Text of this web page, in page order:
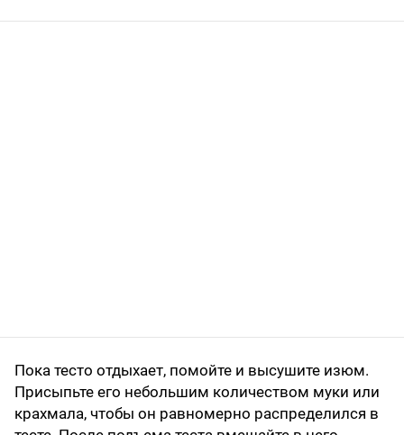
Пока тесто отдыхает, помойте и высушите изюм.
Присыпьте его небольшим количеством муки или
крахмала, чтобы он равномерно распределился в